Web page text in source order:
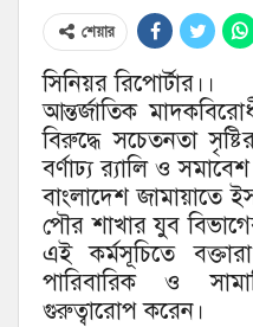
শেয়ার
সিনিয়র রিপোর্টার।।
আন্তর্জাতিক
বিরুদ্ধে সচেতনতা
বর্ণাঢ্য র‍্যালি ও
বাংলাদেশ জামায়াতে
পৌর শাখার যুব
এই কর্মসূচিতে
পারিবারিক ও
গুরুত্বারোপ করেন।